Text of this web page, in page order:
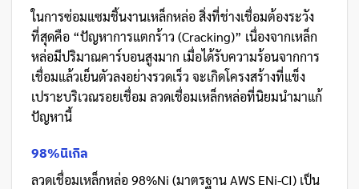
ในการซ่อมแซมชิ้นงานเหล็กหล่อ สิ่งที่ช่างเชื่อมต้องระวัง
ที่สุดคือ “ปัญหาการแตกร้าว (Cracking)” เนื่องจากเหล็ก
หล่อมีปริมาณคาร์บอนสูงมาก เมื่อได้รับความร้อนจากการ
เชื่อมแล้วเย็นตัวลงอย่างรวดเร็ว จะเกิดโครงสร้างที่แข็ง
เปราะบริเวณรอยเชื่อม ลวดเชื่อมเหล็กหล่อที่นิยมนำมาแก้
ปัญหานี้
98%นิเกิล
ลวดเชื่อมเหล็กหล่อ 98%Ni (มาตรฐาน AWS ENi-CI) เป็น